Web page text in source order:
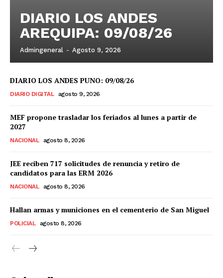
DIARIO LOS ANDES
AREQUIPA: 09/08/26
Admingeneral - Agosto 9, 2026
DIARIO LOS ANDES PUNO: 09/08/26
DIARIO DIGITAL agosto 9, 2026
MEF propone trasladar los feriados al lunes a partir de
2027
NACIONAL agosto 8, 2026
JEE reciben 717 solicitudes de renuncia y retiro de
candidatos para las ERM 2026
NACIONAL agosto 8, 2026
Hallan armas y municiones en el cementerio de San Miguel
POLICIAL agosto 8, 2026